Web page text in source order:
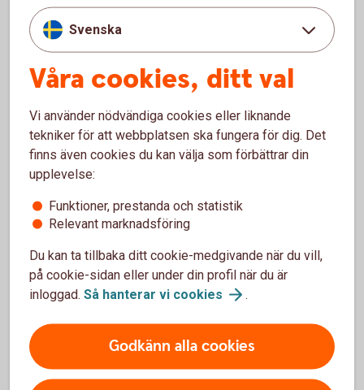
Support
Kontakta SpeedLedger för hjälp med tjänsten.
SpeedLedger support
Digital visning
Se en digital visning av de viktigaste funktionerna,
när det passar er.
Jobba smart med Speedledgers e-bokföring –
Svenska
Våra cookies, ditt val
Vi använder nödvändiga cookies eller liknande
tekniker för att webbplatsen ska fungera för dig. Det
finns även cookies du kan välja som förbättrar din
upplevelse:
Funktioner, prestanda och statistik
Relevant marknadsföring
Du kan ta tillbaka ditt cookie-medgivande när du vill,
på cookie-sidan eller under din profil när du är
inloggad. Så hanterar vi cookies .
Godkänn alla cookies